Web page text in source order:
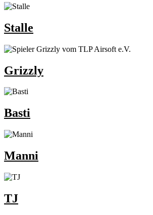
Stalle
Grizzly
Basti
Manni
TJ